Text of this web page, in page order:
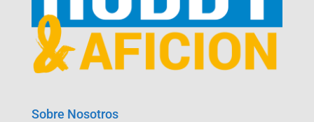
Sobre Nosotros